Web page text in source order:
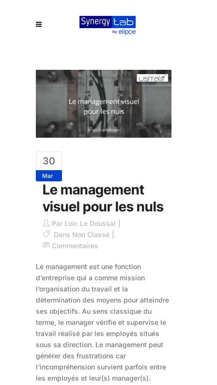
30
Mar
Le management
visuel pour les nuls
Par Loïc Le Doussal
Dans Non Classé
Commentaires
Le management est une fonction
d’entreprise qui a comme mission
l’organisation du travail et la
détermination des moyens pour atteindre
ses objectifs. Au sens classique du
terme, le manager vérifie et supervise le
travail réalisé par les employés situés
sous sa direction. Le management peut
générer des frustrations car
l’incompréhension survient parfois entre
les employés et leur(s) manager(s).